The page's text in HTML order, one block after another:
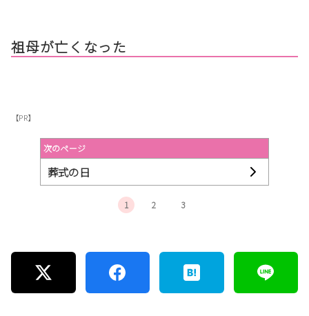
祖母が亡くなった
【PR】
次のページ
葬式の日
1 2 3